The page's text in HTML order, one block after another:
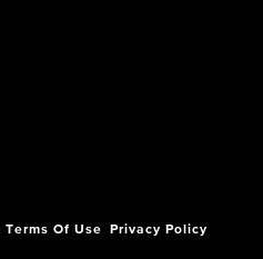
Terms Of Use Privacy Policy